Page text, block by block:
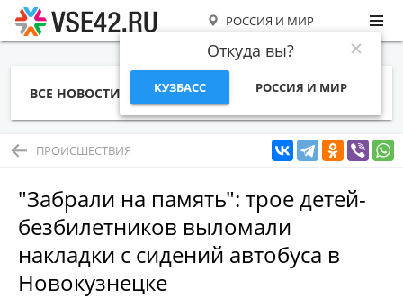
РОССИЯ И МИР
Откуда вы?
КУЗБАСС РОССИЯ И МИР
ВСЕ НОВОСТИ СТАТЬИ ТЕМЫ ФОТО
ПРОИСШЕСТВИЯ
"Забрали на память": трое детей-
безбилетников выломали
накладки с сидений автобуса в
Новокузнецке